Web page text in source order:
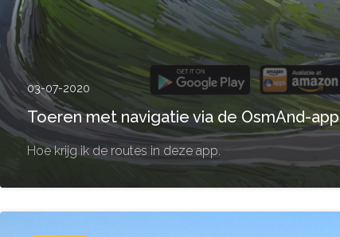
03-07-2020
Toeren met navigatie via de OsmAnd-app
Hoe krijg ik de routes in deze app.